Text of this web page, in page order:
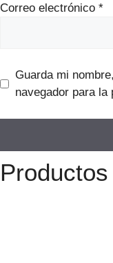
Correo electrónico *
Guarda mi
navegador para la